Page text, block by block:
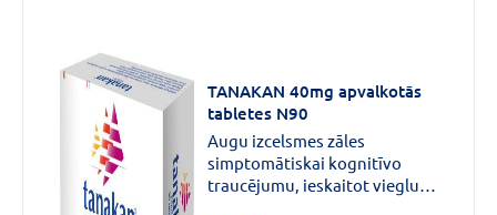
TANAKAN 40mg apvalkotās
tabletes N90
Augu izcelsmes zāles
simptomātiskai kognitīvo
traucējumu, ieskaitot vieglu